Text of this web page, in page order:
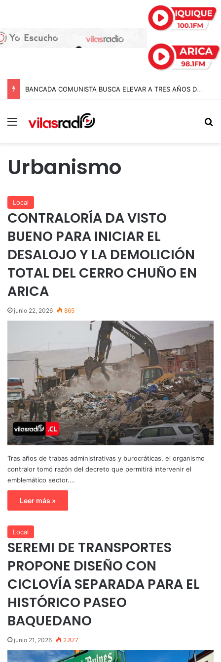
BANCADA COMUNISTA BUSCA ELEVAR A TRES AÑOS DE CÁRCEL LAS PENAS A POLICÍAS POR APREMIOS ILEGÍTIMOS EN MODIFICACIÓN A LA LEY NAIN-RETAMAL
Menú
Urbanismo
Local
CONTRALORÍA DA VISTO
BUENO PARA INICIAR EL
DESALOJO Y LA DEMOLICIÓN
TOTAL DEL CERRO CHUÑO EN
ARICA
junio 22, 2026 865
Tras años de trabas administrativas y burocráticas, el organismo
contralor tomó razón del decreto que permitirá intervenir el
emblemático sector.…
Leer más »
Local
SEREMI DE TRANSPORTES
PROPONE DISEÑO CON
CICLOVÍA SEPARADA PARA EL
HISTÓRICO PASEO
BAQUEDANO
junio 21, 2026 2.877